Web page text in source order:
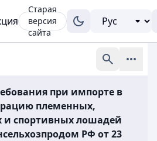
Старая
версия
сайта
при импорте в
племенных,
и спортивных лошадей
РФ от 23